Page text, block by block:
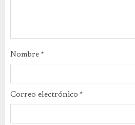
Nombre *
Correo electrónico *